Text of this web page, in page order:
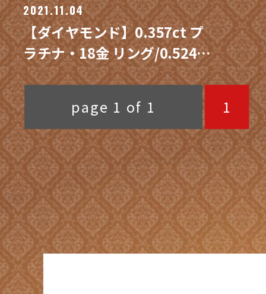
2021.11.04
【ダイヤモンド】0.357ct プ
ラチナ・18金 リング/0.524ct
プラチナ ネックレス 買取 / 買
取専門 金沢買取プラザ
page 1 of 1 1